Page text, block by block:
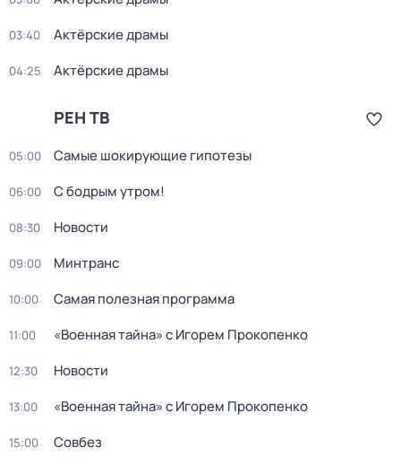
03:40 Актёрские драмы
04:25 Актёрские драмы
РЕН ТВ
05:00 Самые шoкиpующие гипотезы
06:00 С бодрым утром!
08:30 Новости
09:00 Минтранс
10:00 Самая полезная программа
11:00 «Военная тайна» с Игорем Прокопенко
12:30 Новости
13:00 «Военная тайна» с Игорем Прокопенко
15:00 Совбез